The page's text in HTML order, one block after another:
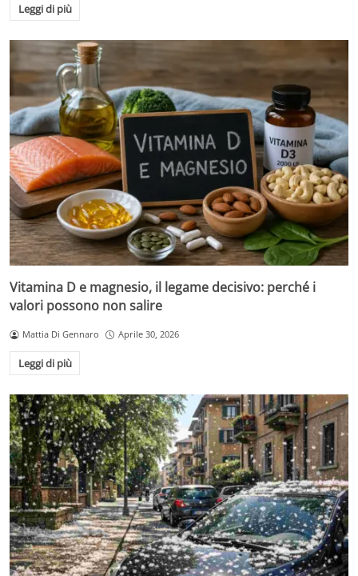
Leggi di più
Vitamina D e magnesio, il legame decisivo: perché i
valori possono non salire
Mattia Di Gennaro Aprile 30, 2026
Leggi di più